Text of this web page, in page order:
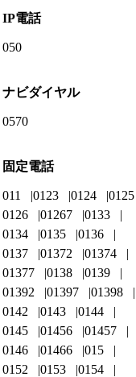
IP電話
050
ナビダイヤル
0570
固定電話
011 0123 0124
0125
0126
01267
0133
0134
0135
0136
0137
01372
01374
01377
0138
0139
01392
01397
01398
0142
0143
0144
0145
01456
01457
0146
01466
015
0152
0153
0154